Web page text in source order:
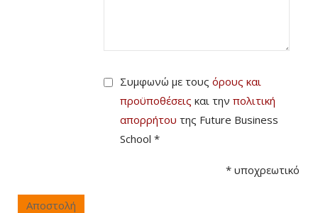
Συμφωνώ με τους όρους και
προϋποθέσεις και την πολιτική
απορρήτου της Future Business
School *
* υποχρεωτικό
Αποστολή